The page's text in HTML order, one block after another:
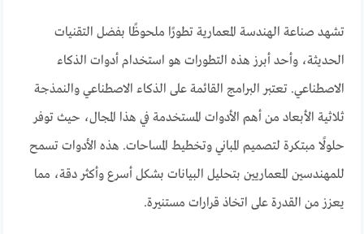
تشهد صناعة الهندسة المعمارية تطورًا ملحوظًا بفضل التقنيات
الحديثة، وأحد أبرز هذه التطورات هو استخدام أدوات الذكاء
الاصطناعي. تعتبر البرامج القائمة على الذكاء الاصطناعي والنمذجة
ثلاثية الأبعاد من أهم الأدوات المستخدمة في هذا المجال، حيث توفر
حلولًا مبتكرة لتصميم المباني وتخطيط المساحات. هذه الأدوات تسمح
للمهندسين المعماريين بتحليل البيانات بشكل أسرع وأكثر دقة، مما
يعزز من القدرة على اتخاذ قرارات مستنيرة.